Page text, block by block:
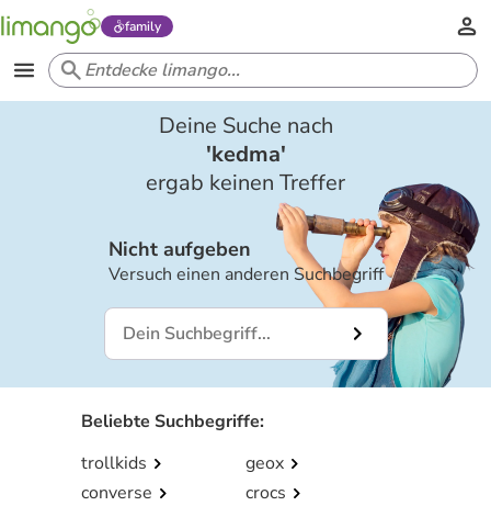
family
Deine Suche nach
'kedma'
ergab keinen Treffer
Nicht aufgeben
Versuch einen anderen Suchbegriff
Beliebte Suchbegriffe:
trollkids
geox
converse
crocs